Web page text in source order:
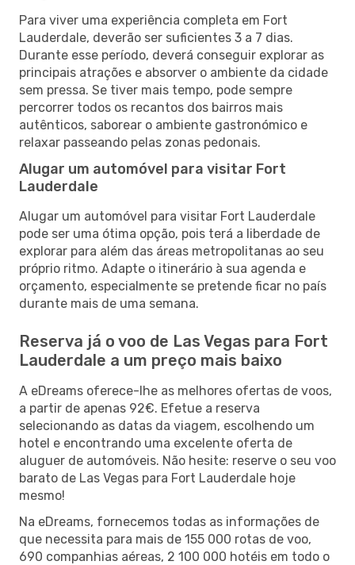
Para viver uma experiência completa em Fort
Lauderdale, deverão ser suficientes 3 a 7 dias.
Durante esse período, deverá conseguir explorar as
principais atrações e absorver o ambiente da cidade
sem pressa. Se tiver mais tempo, pode sempre
percorrer todos os recantos dos bairros mais
autênticos, saborear o ambiente gastronómico e
relaxar passeando pelas zonas pedonais.
Alugar um automóvel para visitar Fort
Lauderdale
Alugar um automóvel para visitar Fort Lauderdale
pode ser uma ótima opção, pois terá a liberdade de
explorar para além das áreas metropolitanas ao seu
próprio ritmo. Adapte o itinerário à sua agenda e
orçamento, especialmente se pretende ficar no país
durante mais de uma semana.
Reserva já o voo de Las Vegas para Fort
Lauderdale a um preço mais baixo
A eDreams oferece-lhe as melhores ofertas de voos,
a partir de apenas 92€. Efetue a reserva
selecionando as datas da viagem, escolhendo um
hotel e encontrando uma excelente oferta de
aluguer de automóveis. Não hesite: reserve o seu voo
barato de Las Vegas para Fort Lauderdale hoje
mesmo!
Na eDreams, fornecemos todas as informações de
que necessita para mais de 155 000 rotas de voo,
690 companhias aéreas, 2 100 000 hotéis em todo o